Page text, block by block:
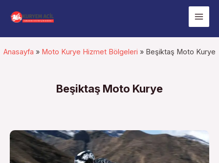
atla
Main
Anasayfa » Moto Kurye Hizmet Bölgeleri » Beşiktaş Moto Kurye
Beşiktaş Moto Kurye